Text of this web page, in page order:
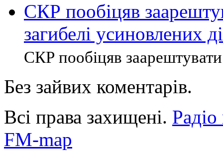
СКР пообіцяв
загибелі усиновлених
СКР пообіцяв
Без зайвих коментарів.
Всі права захищені.
FM-map